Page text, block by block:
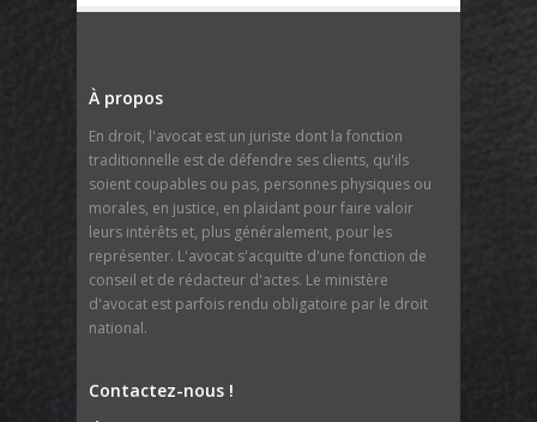
À propos
En droit, l'avocat est un juriste dont la fonction
traditionnelle est de défendre ses clients, qu'ils
soient coupables ou pas, personnes physiques ou
morales, en justice, en plaidant pour faire valoir
leurs intérêts et, plus généralement, pour les
représenter. L'avocat s'acquitte d'une fonction de
conseil et de rédacteur d'actes. Le ministère
d'avocat est parfois rendu obligatoire par le droit
national.
Contactez-nous !